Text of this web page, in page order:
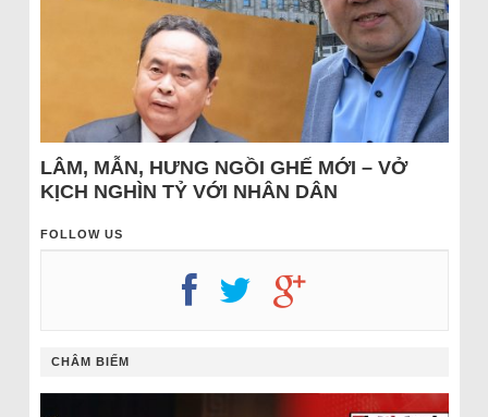
LÂM, MẪN, HƯNG NGỒI GHẾ MỚI – VỞ
KỊCH NGHÌN TỶ VỚI NHÂN DÂN
FOLLOW US
CHÂM BIẾM